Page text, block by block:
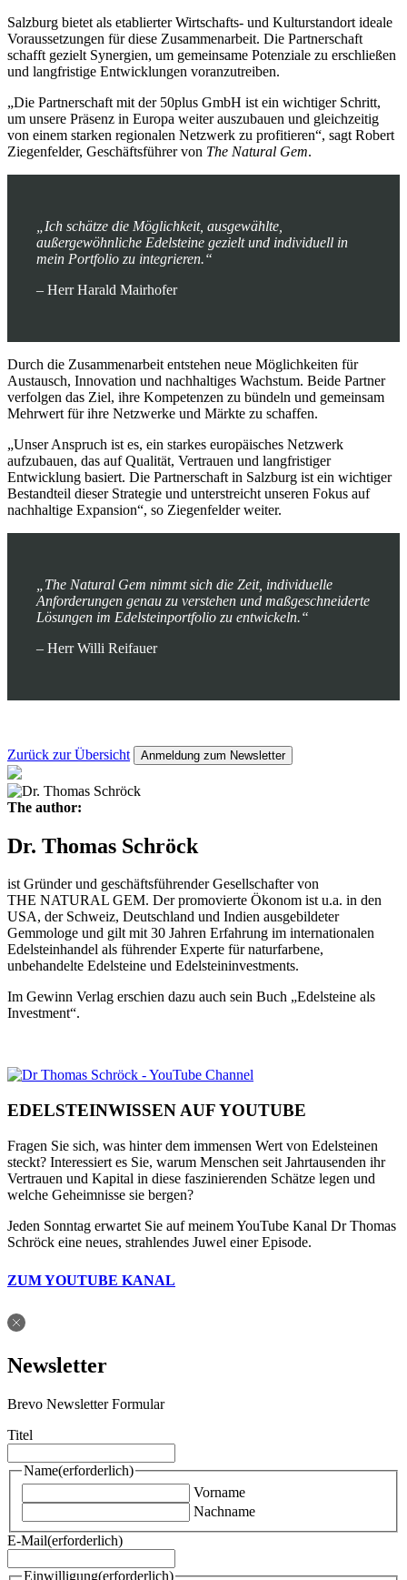
Salzburg bietet als etablierter Wirtschafts- und Kulturstandort ideale
Voraussetzungen für diese Zusammenarbeit. Die Partnerschaft
schafft gezielt Synergien, um gemeinsame Potenziale zu erschließen
und langfristige Entwicklungen voranzutreiben.
„Die Partnerschaft mit der 50plus GmbH ist ein wichtiger Schritt,
um unsere Präsenz in Europa weiter auszubauen und gleichzeitig
von einem starken regionalen Netzwerk zu profitieren“, sagt Robert
Ziegenfelder, Geschäftsführer von The Natural Gem.
„Ich schätze die Möglichkeit, ausgewählte,
außergewöhnliche Edelsteine gezielt und individuell in
mein Portfolio zu integrieren.“
– Herr Harald Mairhofer
Durch die Zusammenarbeit entstehen neue Möglichkeiten für
Austausch, Innovation und nachhaltiges Wachstum. Beide Partner
verfolgen das Ziel, ihre Kompetenzen zu bündeln und gemeinsam
Mehrwert für ihre Netzwerke und Märkte zu schaffen.
„Unser Anspruch ist es, ein starkes europäisches Netzwerk
aufzubauen, das auf Qualität, Vertrauen und langfristiger
Entwicklung basiert. Die Partnerschaft in Salzburg ist ein wichtiger
Bestandteil dieser Strategie und unterstreicht unseren Fokus auf
nachhaltige Expansion“, so Ziegenfelder weiter.
„The Natural Gem nimmt sich die Zeit, individuelle
Anforderungen genau zu verstehen und maßgeschneiderte
Lösungen im Edelsteinportfolio zu entwickeln.“
– Herr Willi Reifauer
Zurück zur Übersicht Anmeldung zum Newsletter
The author:
Dr. Thomas Schröck
ist Gründer und geschäftsführender Gesellschafter von
THE NATURAL GEM. Der promovierte Ökonom ist u.a. in den
USA, der Schweiz, Deutschland und Indien ausgebildeter
Gemmologe und gilt mit 30 Jahren Erfahrung im internationalen
Edelsteinhandel als führender Experte für naturfarbene,
unbehandelte Edelsteine und Edelsteininvestments.
Im Gewinn Verlag erschien dazu auch sein Buch „Edelsteine als
Investment“.
EDELSTEINWISSEN AUF YOUTUBE
Fragen Sie sich, was hinter dem immensen Wert von Edelsteinen
steckt? Interessiert es Sie, warum Menschen seit Jahrtausenden ihr
Vertrauen und Kapital in diese faszinierenden Schätze legen und
welche Geheimnisse sie bergen?
Jeden Sonntag erwartet Sie auf meinem YouTube Kanal Dr Thomas
Schröck eine neues, strahlendes Juwel einer Episode.
ZUM YOUTUBE KANAL
Newsletter
Brevo Newsletter Formular
Titel
Name(erforderlich)
Vorname
Nachname
E-Mail(erforderlich)
Einwilligung(erforderlich)